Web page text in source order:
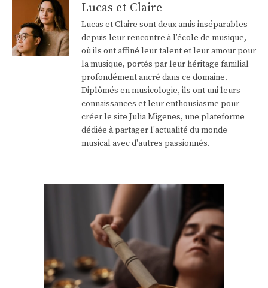
Lucas et Claire
Lucas et Claire sont deux amis inséparables
depuis leur rencontre à l'école de musique,
où ils ont affiné leur talent et leur amour pour
la musique, portés par leur héritage familial
profondément ancré dans ce domaine.
Diplômés en musicologie, ils ont uni leurs
connaissances et leur enthousiasme pour
créer le site Julia Migenes, une plateforme
dédiée à partager l'actualité du monde
musical avec d'autres passionnés.